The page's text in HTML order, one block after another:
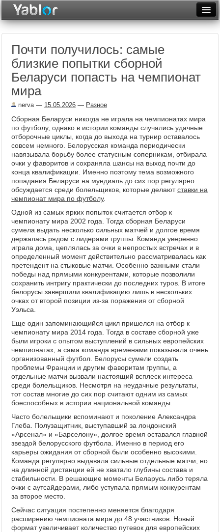
Неделя
Месяц
Архив
Фототоп
Видеотоп
Почти получилось: самые
близкие попытки сборной
Беларуси попасть на чемпионат
мира
nerva— 15.05.2026 — Разное
Сборная Беларуси никогда не играла на чемпионатах мира
по футболу, однако в истории команды случались удачные
отборочные циклы, когда до выхода на турнир оставалось
совсем немного. Белорусская команда периодически
навязывала борьбу более статусным соперникам, отбирала
очки у фаворитов и сохраняла шансы на выход почти до
конца квалификации. Именно поэтому тема возможного
попадания Беларуси на мундиаль до сих пор регулярно
обсуждается среди болельщиков, которые делаютставки на
чемпионат мира по футболу.
Одной из самых ярких попыток считается отбор к
чемпионату мира 2002 года. Тогда сборная Беларуси
сумела выдать несколько сильных матчей и долгое время
держалась рядом с лидерами группы. Команда уверенно
играла дома, цеплялась за очки в непростых встречах и в
определенный момент действительно рассматривалась как
претендент на стыковые матчи. Особенно важными стали
победы над прямыми конкурентами, которые позволили
сохранить интригу практически до последних туров. В итоге
белорусы завершили квалификацию лишь в нескольких
очках от второй позиции из-за поражения от сборной
Уэльса.
Еще один запоминающийся цикл пришелся на отбор к
чемпионату мира 2014 года. Тогда в составе сборной уже
были игроки с опытом выступлений в сильных европейских
чемпионатах, а сама команда временами показывала очень
организованный футбол. Белорусы сумели создать
проблемы Франции и другим фаворитам группы, а
отдельные матчи вызвали настоящий всплеск интереса
среди болельщиков. Несмотря на неудачные результаты,
тот состав многие до сих пор считают одним из самых
боеспособных в истории национальной команды.
Часто болельщики вспоминают и поколение Александра
Глеба. Полузащитник, выступавший за лондонский
«Арсенал» и «Барселону», долгое время оставался главной
звездой белорусского футбола. Именно в период его
карьеры ожидания от сборной были особенно высокими.
Команда регулярно выдавала сильные отдельные матчи, но
на длинной дистанции ей не хватало глубины состава и
стабильности. В решающие моменты Беларусь либо теряла
очки с аутсайдерами, либо уступала прямым конкурентам
за второе место.
Сейчас ситуация постепенно меняется благодаря
расширению чемпионата мира до 48 участников. Новый
формат увеличивает количество путевок для европейских